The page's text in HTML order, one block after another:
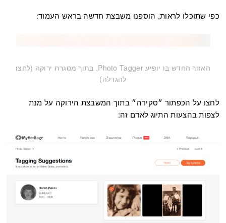
כפי שתוכלו לראות, הוספנו משבצת חדשה בראש העמוד:
האזור החדש בו יופיע Photo Tagger, בתוך מסגרת ירוקה (לחצו
להגדלה)
לחצו על הכפתור ״סקירה״ בתוך המשבצת הירוקה על מנת
לצפות בהצעות התיוג לאדם זה: